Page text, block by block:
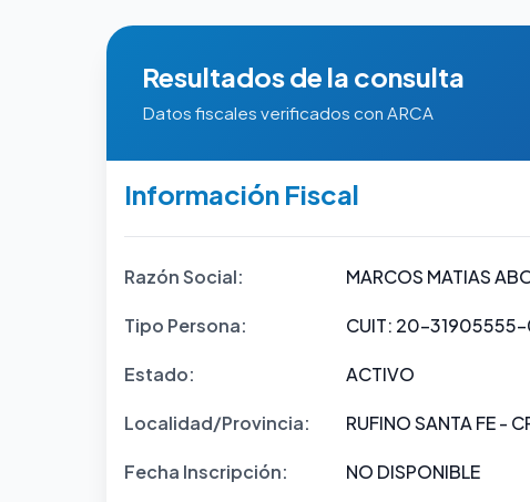
Resultados de la consulta
Datos fiscales verificados con ARCA
Información Fiscal
Razón Social: MARCOS MATIAS
Tipo Persona: CUIT: 20-31905555-
Estado: ACTIVO
Localidad/Provincia: RUFINO SANTA FE -
Fecha Inscripción: NO DISPONIBLE